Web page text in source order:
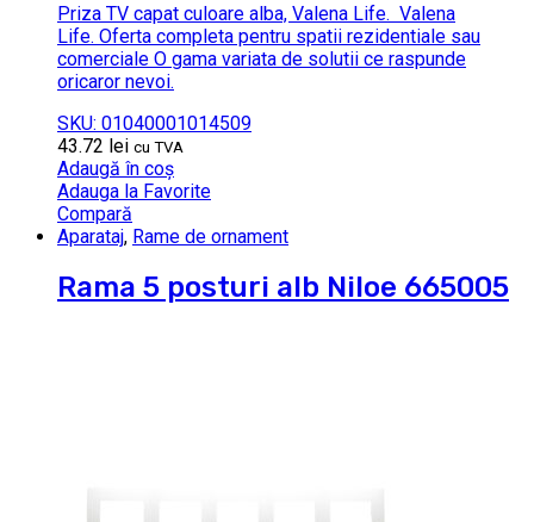
Priza TV capat culoare alba, Valena Life. Valena
Life. Oferta completa pentru spatii rezidentiale sau
comerciale O gama variata de solutii ce raspunde
oricaror nevoi.
SKU: 01040001014509
43.72 lei cu TVA
Adaugă în coș
Adauga la Favorite
Compară
Aparataj, Rame de ornament
Rama 5 posturi alb Niloe 665005